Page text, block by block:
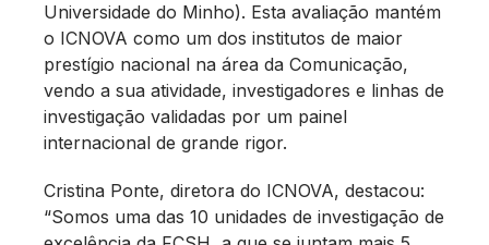
Universidade do Minho). Esta avaliação mantém
o ICNOVA como um dos institutos de maior
prestígio nacional na área da Comunicação,
vendo a sua atividade, investigadores e linhas de
investigação validadas por um painel
internacional de grande rigor.
Cristina Ponte, diretora do ICNOVA, destacou:
“Somos uma das 10 unidades de investigação de